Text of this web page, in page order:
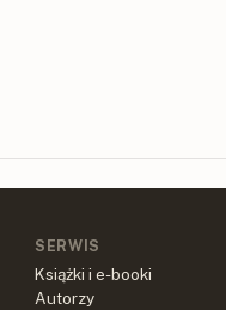
SERWIS
Książki i e-booki
Autorzy